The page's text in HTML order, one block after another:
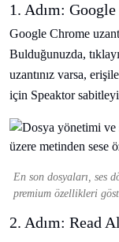
1. Adım:
Google Chrome
Bulduğunuzda,
uzantınız varsa,
için Speaktor
En son dosyaları, ses
premium özellikleri
2. Adım: Read